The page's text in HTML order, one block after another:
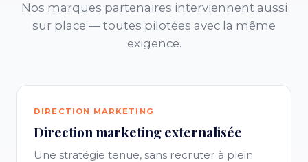
Nos marques partenaires interviennent aussi
sur place — toutes pilotées avec la même
exigence.
DIRECTION MARKETING
Direction marketing externalisée
Une stratégie tenue, sans recruter à plein